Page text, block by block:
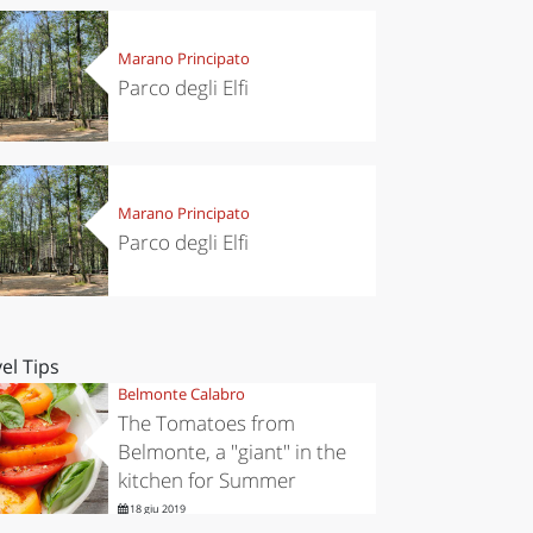
Marano Principato
Parco degli Elfi
Marano Principato
Parco degli Elfi
Tips
Belmonte Calabro
The Tomatoes from
Belmonte, a "giant" in the
kitchen for Summer
18 giu 2019